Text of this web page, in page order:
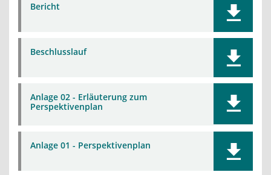
Bericht
Beschlusslauf
Anlage 02 - Erläuterung zum
Perspektivenplan
Anlage 01 - Perspektivenplan